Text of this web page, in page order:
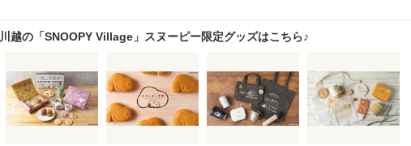
川越の「SNOOPY Village」スヌーピー限定グッズはこちら♪